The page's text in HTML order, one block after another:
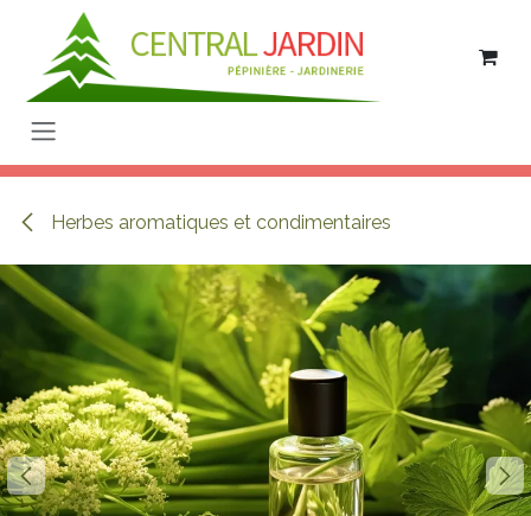
Se rendre au contenu
Herbes aromatiques et condimentaires